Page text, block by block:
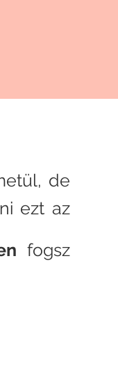
de
ezt az
fogsz